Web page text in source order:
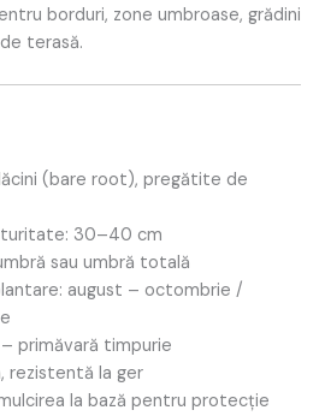
borduri, zone umbroase, grădini
terasă.
(bare root), pregătite de
30–40 cm
sau umbră totală
august – octombrie /
primăvară timpurie
rezistentă la ger
la bază pentru protecție